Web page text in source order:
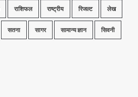
राशिफल राष्ट्रीय रिजल्ट लेख
सतना सागर सामान्य ज्ञान सिवनी